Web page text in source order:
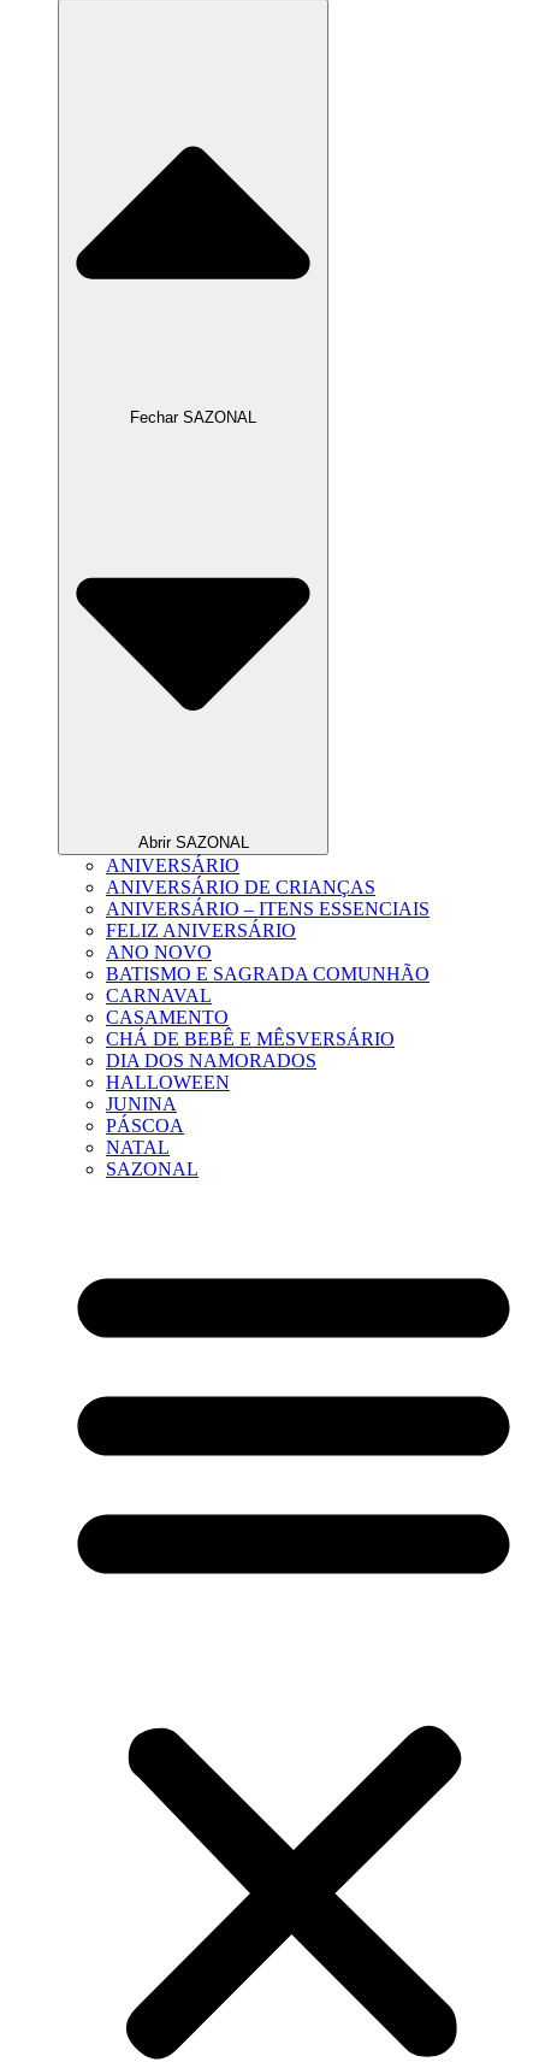
Fechar SAZONAL
Abrir SAZONAL
ANIVERSÁRIO
ANIVERSÁRIO DE CRIANÇAS
ANIVERSÁRIO – ITENS ESSENCIAIS
FELIZ ANIVERSÁRIO
ANO NOVO
BATISMO E SAGRADA COMUNHÃO
CARNAVAL
CASAMENTO
CHÁ DE BEBÊ E MÊSVERSÁRIO
DIA DOS NAMORADOS
HALLOWEEN
JUNINA
PÁSCOA
NATAL
SAZONAL